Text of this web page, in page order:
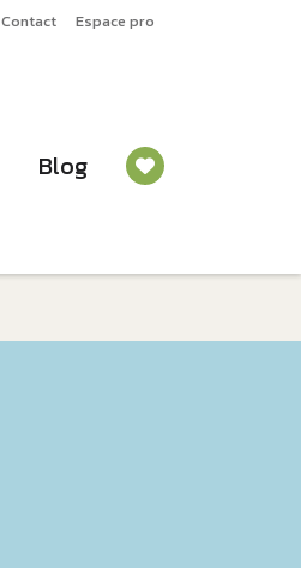
Contact Espace pro
Blog